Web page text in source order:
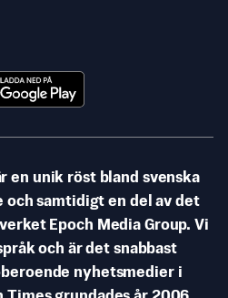
en unik röst bland svenska
och samtidigt en del av det
Epoch Media Group. Vi
och är det snabbast
nyhetsmedier i